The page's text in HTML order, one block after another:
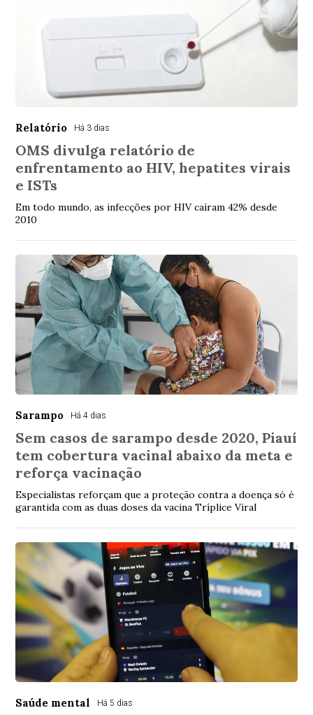
Relatório Há 3 dias
OMS divulga relatório de
enfrentamento ao HIV, hepatites virais
e ISTs
Em todo mundo, as infecções por HIV caíram 42% desde
2010
Sarampo Há 4 dias
Sem casos de sarampo desde 2020, Piauí
tem cobertura vacinal abaixo da meta e
reforça vacinação
Especialistas reforçam que a proteção contra a doença só é
garantida com as duas doses da vacina Tríplice Viral
Saúde mental Há 5 dias